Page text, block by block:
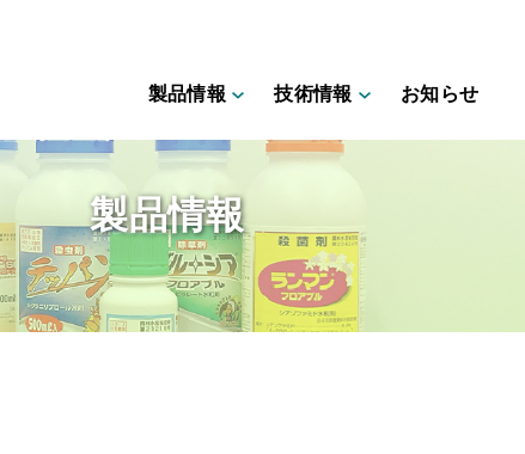
製品情報 技術情報 お知らせ
製品情報